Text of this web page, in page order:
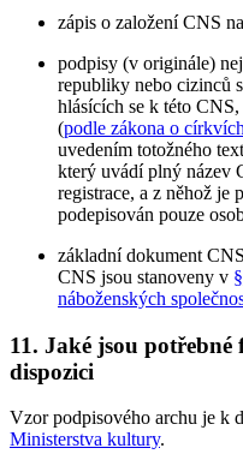
zápis o založení CNS
podpisy (v originále)
republiky nebo cizinců
hlásících se k této
(podle zákona o
uvedením totožného
který uvádí plný název
registrace, a z něhož je
podepisován pouze
základní dokument
CNS jsou stanoveny v
náboženských
11. Jaké jsou
dispozici
Vzor podpisového archu je k
Ministerstva kultury.